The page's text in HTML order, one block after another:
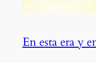
En esta era y